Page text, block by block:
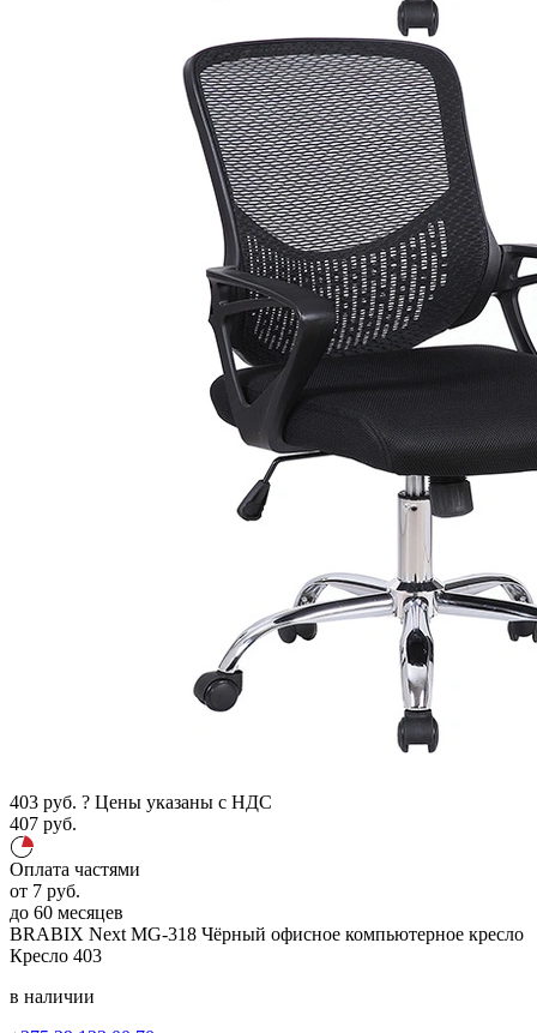
403 руб. ? Цены указаны с НДС
407 руб.
Оплата частями
от 7 руб.
до 60 месяцев
BRABIX Next MG-318 Чёрный офисное компьютерное кресло
Кресло 403
в наличии